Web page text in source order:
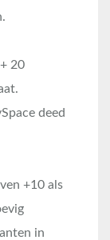
20
deed
+10 als
in